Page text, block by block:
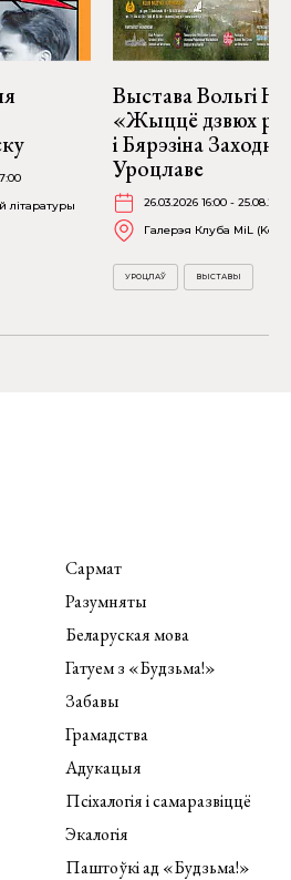
літаратуры
Выстава Вольгі
«Жыццё дзвюх
і Бярэзіна
Уроцлаве
26.03.2026 16:00 -
Галерэя Клуба MiL
УРОЦЛАЎ ВЫСТАВЫ
Сармат
Разумняты
Беларуская мова
Гатуем з «Будзьма!»
Забавы
Грамадства
Адукацыя
Псіхалогія і самаразвіццё
Экалогія
Паштоўкі ад «Будзьма!»